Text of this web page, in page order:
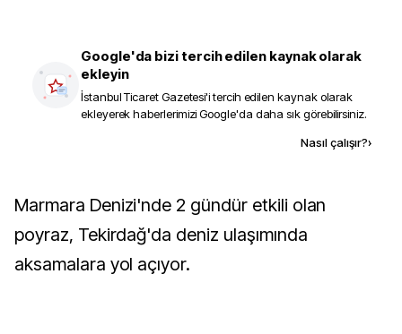
Google'da bizi tercih edilen kaynak olarak
ekleyin
İstanbul Ticaret Gazetesi'i tercih edilen kaynak olarak
ekleyerek haberlerimizi Google'da daha sık görebilirsiniz.
Nasıl çalışır?›
Marmara Denizi'nde 2 gündür etkili olan
poyraz, Tekirdağ'da deniz ulaşımında
aksamalara yol açıyor.